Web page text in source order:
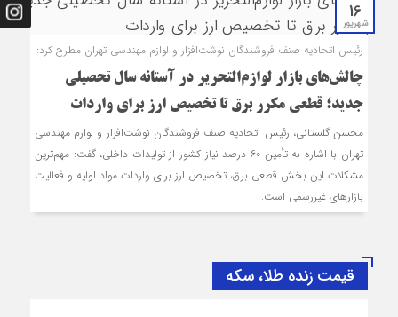
16
شهریور
رئیس اتحادیه صنف فروشندگان نوشت‌افزار و لوازم مهندسی تهران مطرح کرد:
چالش‌های بازار لوازم‌التحریر در آستانه سال تحصیلی
جدید؛ قطعی مکرر برق تا تخصیص ارز برای واردات
محسن گلستانی، رئیس اتحادیه صنف فروشندگان نوشت‌افزار و لوازم مهندسی
تهران با اشاره به تأمین ۶۰ درصد نیاز کشور از تولیدات داخلی، گفت: مهم‌ترین
مشکلات این بخش قطعی برق، تخصیص ارز برای واردات مواد اولیه و فعالیت
بازار‌های غیررسمی است.
قیمت زنده طلا، سکه